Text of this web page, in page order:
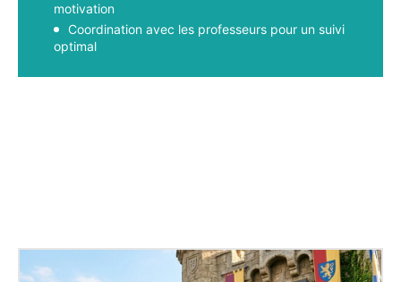
motivation
Coordination avec les professeurs pour un suivi
optimal